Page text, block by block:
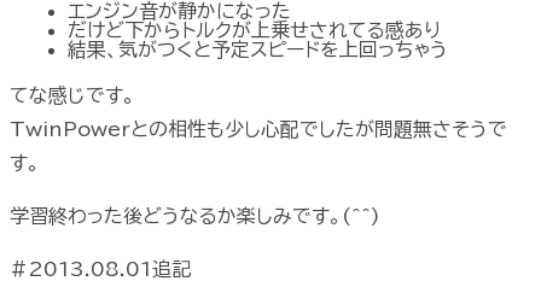
エンジン音が静かになった
だけど下からトルクが上乗せされてる感あり
結果、気がつくと予定スピードを上回っちゃう
てな感じです。
TwinPowerとの相性も少し心配でしたが問題無さそうで
す。
学習終わった後どうなるか楽しみです。(^^)
#2013.08.01追記